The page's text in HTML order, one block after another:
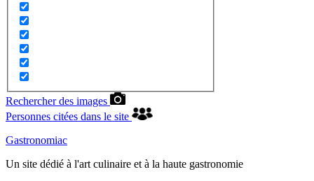
Rechercher des images
Personnes citées dans le site
Gastronomiac
Un site dédié à l'art culinaire et à la haute gastronomie